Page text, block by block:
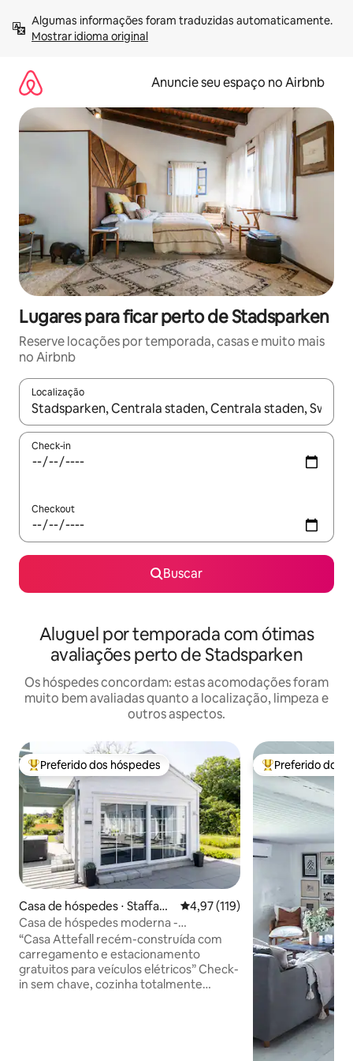
para
Mostrar idioma original
Anuncie seu espaço no Airbnb
Lugares para ficar perto de Stadsparken
Reserve locações por temporada, casas e muito mais
no Airbnb
Localização
Quando os resultados estiverem disponíveis, explore-os
Check-in
Checkout
Buscar
Aluguel por temporada com ótimas
avaliações perto de Stadsparken
Os hóspedes concordam: estas acomodações foram
muito bem avaliadas quanto a localização, limpeza e
outros aspectos.
Entre os melhores preferidos dos hóspedes
Preferido dos hóspedes
Casa de hóspedes ⋅ Staffans
torp
4,97 de uma avaliação média de
4,97 (119)
Casa de hóspedes moderna -
Carregamento EV gratuito - Perto de
E6/ Malmö
“Casa Attefall recém-construída com
carregamento e estacionamento
gratuitos para veículos elétricos” Check-
in sem chave, cozinha totalmente
Entre os
Preferido dos